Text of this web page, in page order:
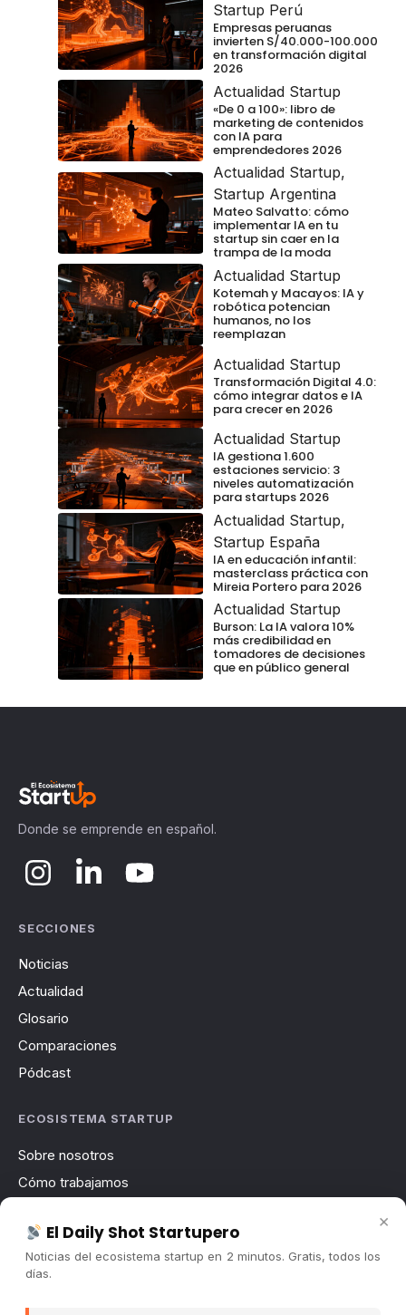
Startup Perú
Empresas peruanas
invierten S/40.000-100.000
en transformación digital
2026
Actualidad Startup
«De 0 a 100»: libro de
marketing de contenidos
con IA para
emprendedores 2026
Actualidad Startup,
Startup Argentina
Mateo Salvatto: cómo
implementar IA en tu
startup sin caer en la
trampa de la moda
Actualidad Startup
Kotemah y Macayos: IA y
robótica potencian
humanos, no los
reemplazan
Actualidad Startup
Transformación Digital 4.0:
cómo integrar datos e IA
para crecer en 2026
Actualidad Startup
IA gestiona 1.600
estaciones servicio: 3
niveles automatización
para startups 2026
Actualidad Startup,
Startup España
IA en educación infantil:
masterclass práctica con
Mireia Portero para 2026
Actualidad Startup
Burson: La IA valora 10%
más credibilidad en
tomadores de decisiones
que en público general
Donde se emprende en español.
SECCIONES
Noticias
Actualidad
Glosario
Comparaciones
Pódcast
ECOSISTEMA STARTUP
Sobre nosotros
Cómo trabajamos
Contacto
Publicidad
×
El Daily Shot Startupero
Noticias del ecosistema startup en 2 minutos. Gratis, todos los
días.